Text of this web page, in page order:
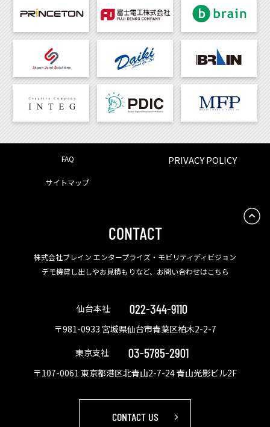
FAQ PRIVACY POLICY
サイトマップ
CONTACT
株式会社ブレイン エンタープライズ・モビリティディビジョン
デモ機貸し出しやお見積もりなど、お問い合わせはこちら
仙台本社 022-344-9110
〒981-0933 宮城県仙台市青葉区柏木2-2-7
東京支社
03-5785-2901
〒107-0061 東京都港区北青山2-7-24 青山光影ビル2F
CONTACT US